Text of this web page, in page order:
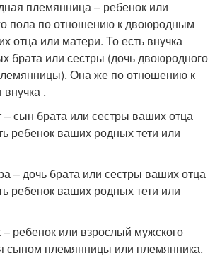
племянница – ребенок или
пола по отношению к двоюродным
отца или матери. То есть внучка
брата или сестры (дочь двоюродного
Она же по отношению к
.
сын брата или сестры ваших отца
ребенок ваших родных тети или
– дочь брата или сестры ваших отца
ребенок ваших родных тети или
ребенок или взрослый мужского
сыном племянницы или племянника.